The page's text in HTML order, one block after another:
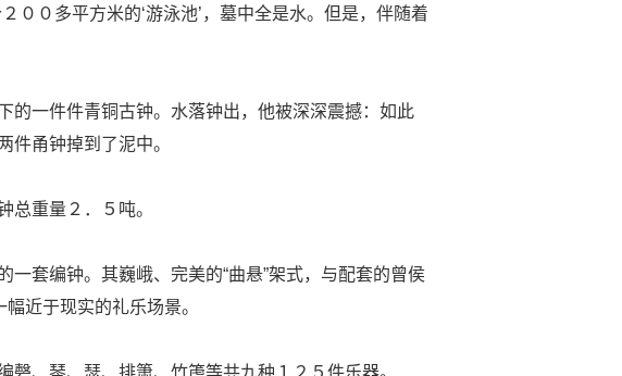
００多平方米的‘游泳池’，墓中全是水。但是，伴随着
的一件件青铜古钟。水落钟出，他被深深震撼：如此
件甬钟掉到了泥中。
总重量２．５吨。
套编钟。其巍峨、完美的“曲悬”架式，与配套的曾侯
近于现实的礼乐场景。
、琴、瑟、排箫、竹箎等共九种１２５件乐器。